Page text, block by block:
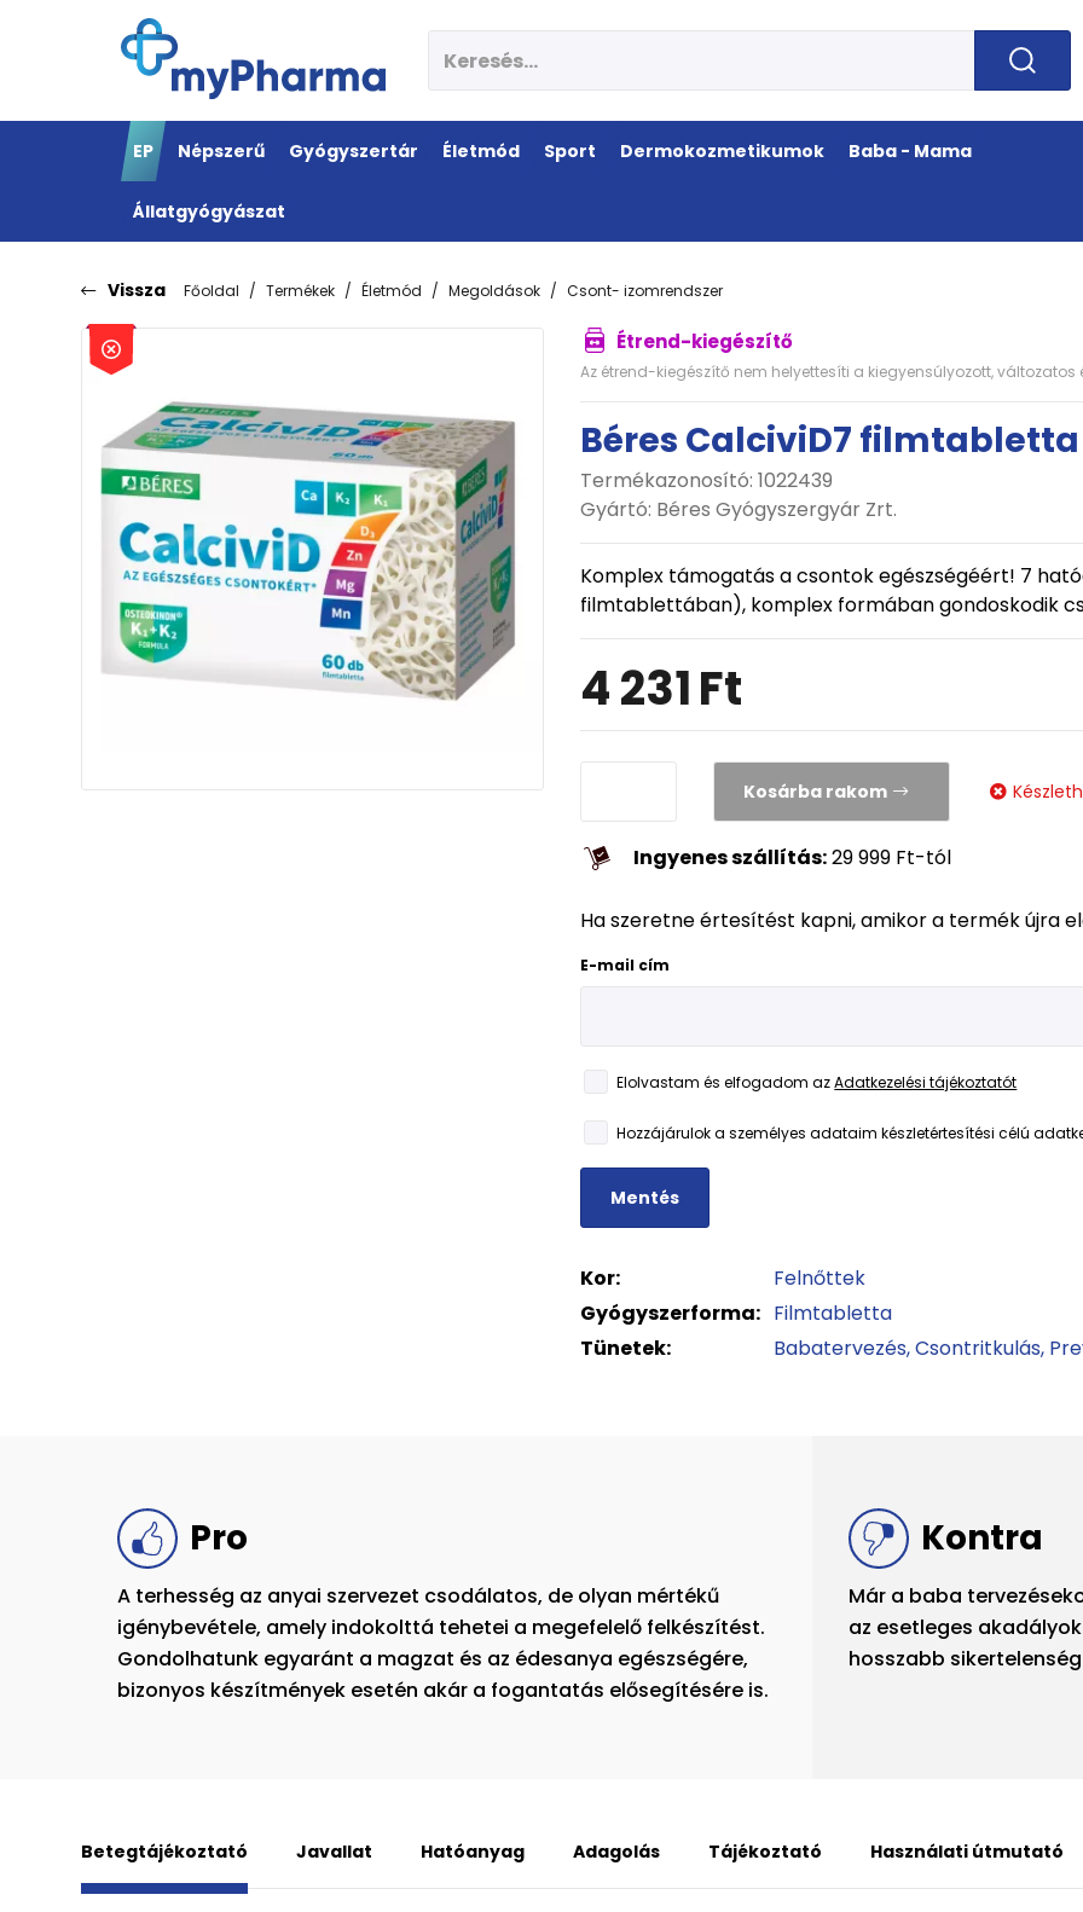
EP Népszerű Gyógyszertár Életmód Sport Dermokozmetikumok Baba - Mama
Állatgyógyászat
Vissza Főoldal Termékek Életmód Megoldások Csont- izomrendszer
Étrend-kiegészítő
Az étrend-kiegészítő nem helyettesíti a kiegyensúlyozott, változatos
Béres CalciviD7 filmtabletta
Termékazonosító: 1022439
Gyártó: Béres Gyógyszergyár Zrt.
Komplex támogatás a csontok egészségéért! 7
filmtablettában), komplex formában gondoskodik
4 231Ft
Kosárba rakom
Ingyenes szállítás:29 999 Ft-tól
Ha szeretne értesítést kapni, amikor a termék újra
E-mail cím
Elolvastam és elfogadom azAdatkezelési tájékoztatót
Hozzájárulok a személyes adataim készletértesítési célú
Mentés
Kor:
Felnőttek
Gyógyszerforma: Filmtabletta
Tünetek:
Babatervezés Csontritkulás
Pro
A terhesség az anyai szervezet csodálatos, de olyan mértékű
igénybevétele, amely indokolttá tehetei a megefelelő felkészítést.
Gondolhatunk egyaránt a magzat és az édesanya egészségére,
bizonyos készítmények esetén akár a fogantatás elősegítésére is.
Kontra
Már a baba
az esetleges
hosszabb
Betegtájékoztató Javallat Hatóanyag Adagolás Tájékoztató Használati útmutató